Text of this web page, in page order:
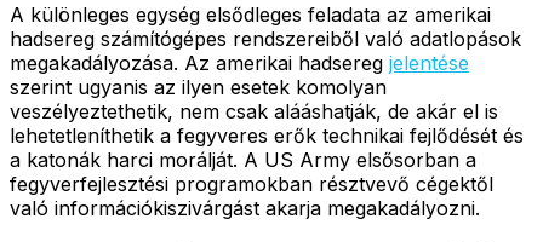
A különleges egység elsődleges feladata az amerikai
hadsereg számítógépes rendszereiből való adatlopások
megakadályozása. Az amerikai hadsereg jelentése
szerint ugyanis az ilyen esetek komolyan
veszélyeztethetik, nem csak alááshatják, de akár el is
lehetetleníthetik a fegyveres erők technikai fejlődését és
a katonák harci morálját. A US Army elsősorban a
fegyverfejlesztési programokban résztvevő cégektől
való információkiszivárgást akarja megakadályozni.